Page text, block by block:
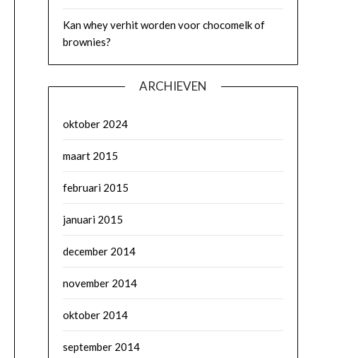
Kan whey verhit worden voor chocomelk of
brownies?
ARCHIEVEN
oktober 2024
maart 2015
februari 2015
januari 2015
december 2014
november 2014
oktober 2014
september 2014